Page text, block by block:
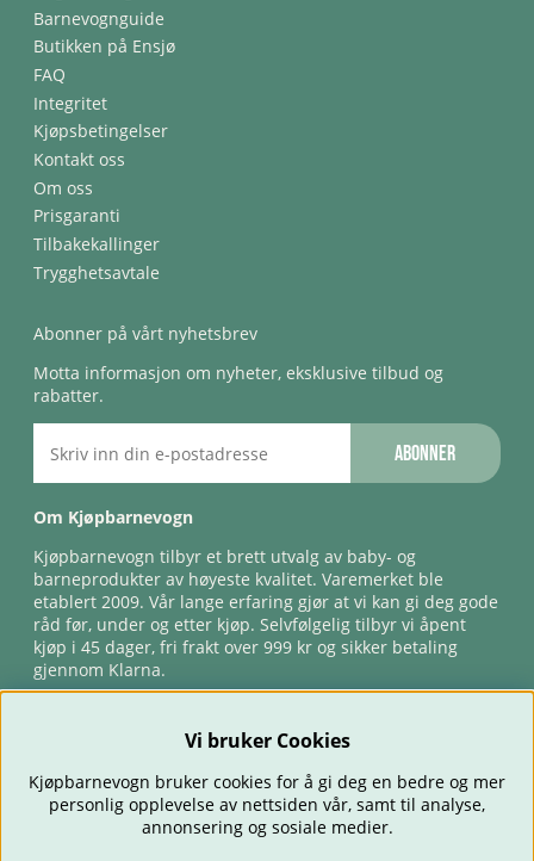
Barnevognguide
Butikken på Ensjø
FAQ
Integritet
Kjøpsbetingelser
Kontakt oss
Om oss
Prisgaranti
Tilbakekallinger
Trygghetsavtale
Abonner på vårt nyhetsbrev
Motta informasjon om nyheter, eksklusive tilbud og
rabatter.
Abonner
Om Kjøpbarnevogn
Kjøpbarnevogn tilbyr et brett utvalg av baby- og
barneprodukter av høyeste kvalitet. Varemerket ble
etablert 2009. Vår lange erfaring gjør at vi kan gi deg gode
råd før, under og etter kjøp. Selvfølgelig tilbyr vi åpent
kjøp i 45 dager, fri frakt over 999 kr og sikker betaling
gjennom Klarna.
Vi bruker Cookies
Kjøpbarnevogn bruker cookies for å gi deg en bedre og mer
personlig opplevelse av nettsiden vår, samt til analyse,
annonsering og sosiale medier.